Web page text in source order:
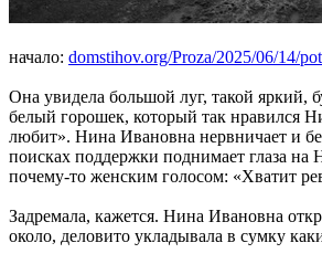
начало: domstihov.org/Proza/2025/06/14/
Она увидела большой луг, такой яркий,
белый горошек, который так нравился
любит». Нина Ивановна нервничает и
поисках поддержки поднимает глаза на
почему-то женским голосом: «Хватит
Задремала, кажется. Нина Ивановна
около, деловито укладывала в сумку